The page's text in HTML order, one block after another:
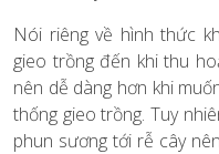
Nói riêng về hình thức
gieo trồng đến khi thu
nên dễ dàng hơn khi
thống gieo trồng. Tuy
phun sương tới rễ cây